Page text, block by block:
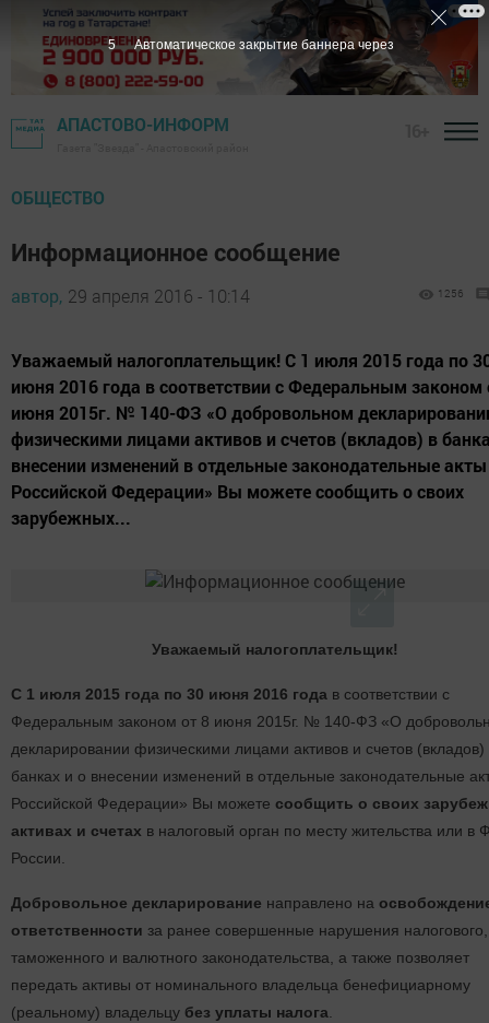
АПАСТОВО-ИНФОРМ
ОБЩЕСТВО
Информационное сообщение
автор, 29 апреля 2016 - 10:14 1256
Уважаемый налогоплательщик! С 1 июля 2015 года по
июня 2016 года в соответствии с Федеральным законом
июня 2015г. № 140-ФЗ «О добровольном
физическими лицами активов и счетов (вкладов) в
внесении изменений в отдельные законодательные акты
Российской Федерации» Вы можете сообщить о своих
зарубежных...
Уважаемый налогоплательщик!
С 1 июля 2015 года по 30 июня 2016 года в соответствии с
Федеральным законом от 8 июня 2015г. № 140-ФЗ «О
декларировании физическими лицами активов и счетов (вкладов)
банках и о внесении изменений в отдельные законодательные
Российской Федерации» Вы можете сообщить о своих
активах и счетах в налоговый орган по месту жительства или в
России.
Добровольное декларирование направлено на
ответственности за ранее совершенные нарушения налогового,
таможенного и валютного законодательства, а также позволяет
передать активы от номинального владельца бенефициарному
(реальному) владельцу без уплаты налога.
4 Автоматическое закрытие баннера через